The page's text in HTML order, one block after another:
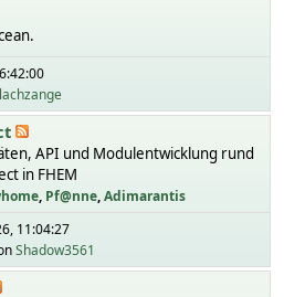
API und Modulentwicklung rund
in FHEM
, Pf@nne,Adimarantis
11:04:27
Shadow3561